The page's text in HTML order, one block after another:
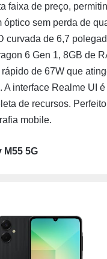
faixa de preço,
óptico sem perda de
curvada de 6,7
6 Gen 1, 8GB de
de 67W que
A interface Realme UI é
de recursos.
mobile.
M55 5G